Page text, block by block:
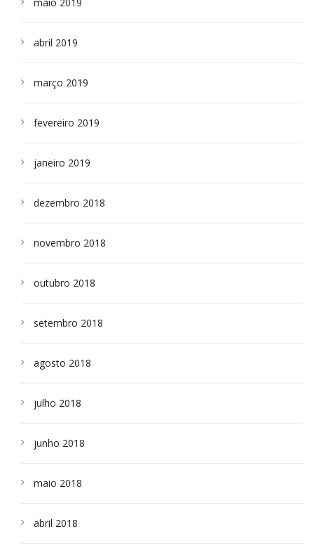
abril 2019
março 2019
fevereiro 2019
janeiro 2019
dezembro 2018
novembro 2018
outubro 2018
setembro 2018
agosto 2018
julho 2018
junho 2018
maio 2018
abril 2018